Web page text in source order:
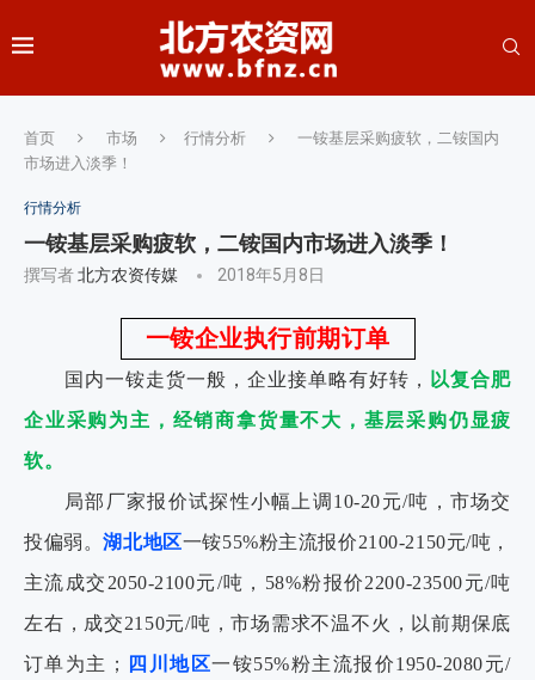
首页 市场 行情分析
一铵基层采购疲软，二铵国内
市场进入淡季！
行情分析
一铵基层采购疲软，二铵国内市场进入淡季！
撰写者北方农资传媒 2018年5月8日
一铵企业执行前期订单
国内一铵走货一般，企业接单略有好转，
以复合肥
企业采购为主，经销商拿货量不大，基层采购仍显疲
软。
局部厂家报价试探性小幅上调10-20元/吨，市场交
投偏弱。湖北地区一铵55%粉主流报价2100-2150元/吨，
主流成交2050-2100元/吨，58%粉报价2200-23500元/吨
左右，成交2150元/吨，市场需求不温不火，以前期保底
订单为主；
四川地区一铵55%粉主流报价1950-2080元/